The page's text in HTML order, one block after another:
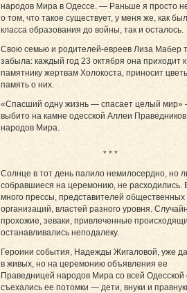
народов Мира в Одессе. — Раньше я просто
о том, что такое существует, у меня же, как
класса образования до войны, так и осталось.
Свою семью и родителей-евреев Лиза Мабер
забыла: каждый год 23 октября она приходит к
памятнику жертвам Холокоста, приносит
память о них.
«Спасший одну жизнь — спасает целый
выбито на камне одесской Аллеи Праведников
народов Мира.
* * *
Солнце в тот день палило немилосердно, но
собравшиеся на церемонию, не расходились.
много прессы, представителей общественных
организаций, властей разного уровня.
прохожие, зеваки, привлеченные
останавливались неподалеку.
Героини события, Надежды Жигаловой, уже
в живых, но на церемонию объявления ее
Праведницей народов Мира со всей Одесской
съехались ее потомки — дети, внуки и